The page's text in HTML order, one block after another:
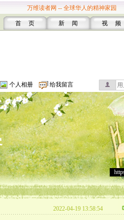
万维读者网 -- 全球华人的精神家园
首 页 新 闻 视 频
个人相册 给我留言
2022-04-19 13:58:54